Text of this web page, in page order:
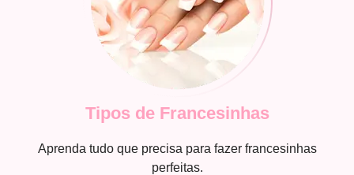
Tipos de Francesinhas
Aprenda tudo que precisa para fazer francesinhas
perfeitas.